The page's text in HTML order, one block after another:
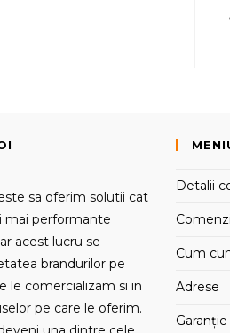
sa oferim solutii cat
mai performante
acest lucru se
brandurilor pe
le comercializam si in
pe care le oferim.
Detalii
Comenzi
Cum
Adrese